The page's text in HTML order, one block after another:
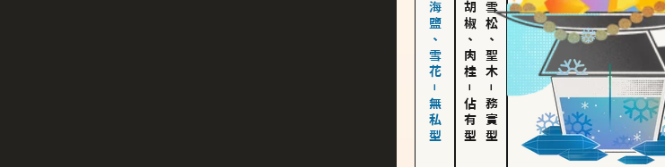
海鹽、雪花－無私型 胡椒、肉桂
－
佔有型
雪松、聖木
－
務實型